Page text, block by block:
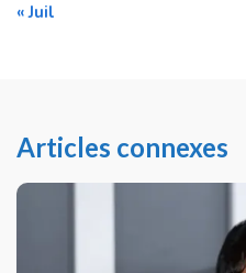
« Juil
Articles connexes